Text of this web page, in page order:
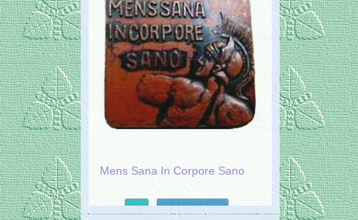
Mens Sana In Corpore Sano